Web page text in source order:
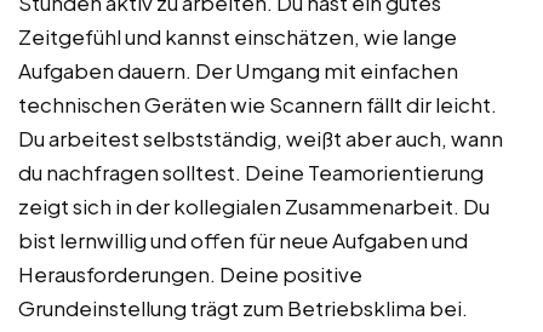
Zeitgefühl und kannst einschätzen, wie lange
Aufgaben dauern. Der Umgang mit einfachen
technischen Geräten wie Scannern fällt dir leicht.
Du arbeitest selbstständig, weißt aber auch, wann
du nachfragen solltest. Deine Teamorientierung
zeigt sich in der kollegialen Zusammenarbeit. Du
bist lernwillig und offen für neue Aufgaben und
Herausforderungen. Deine positive
Grundeinstellung trägt zum Betriebsklima bei.